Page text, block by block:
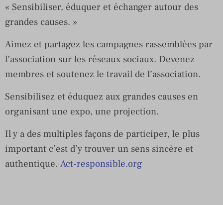
« Sensibiliser, éduquer et échanger autour des
grandes causes. »
Aimez et partagez les campagnes rassemblées par
l’association sur les réseaux sociaux. Devenez
membres et soutenez le travail de l’association.
Sensibilisez et éduquez aux grandes causes en
organisant une expo, une projection.
Il y a des multiples façons de participer, le plus
important c’est d’y trouver un sens sincère et
authentique. Act-responsible.org